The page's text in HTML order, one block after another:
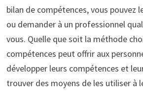
bilan de compétences, vous pouvez
ou demander à un professionnel
vous. Quelle que soit la méthode
compétences peut offrir aux
développer leurs compétences et
trouver des moyens de les utiliser à